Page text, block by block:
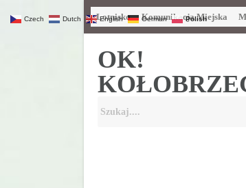
Lotnisko Komunikacja Miejska
OK!
Czech Dutch English German Polish